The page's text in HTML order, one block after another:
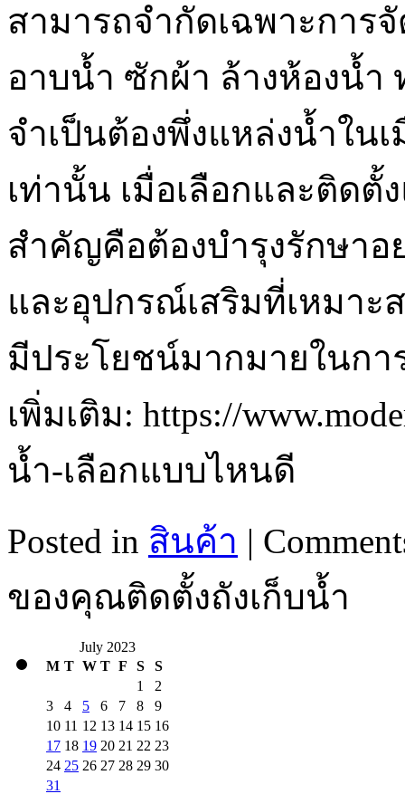
สามารถจำกัดเฉพาะการ
อาบน้ำ ซักผ้า ล้างห้องน้ำ
จำเป็นต้องพึ่งแหล่งน้ำใน
เท่านั้น เมื่อเลือกและติดตั้
สำคัญคือต้องบำรุงรักษาอ
และอุปกรณ์เสริมที่เหมาะ
มีประโยชน์มากมายในกา
เพิ่มเติม: https://
น้ำ-เลือกแบบไหนดี
Posted in สินค้า |
ของคุณติดตั้งถังเก็บน้ำ
July 2023
M T W T F S
S
1
2
3
4 5 6 7 8
9
10 11 12 13 14 15 16
17 18 19 20 21 22 23
24 25 26 27 28 29 30
31